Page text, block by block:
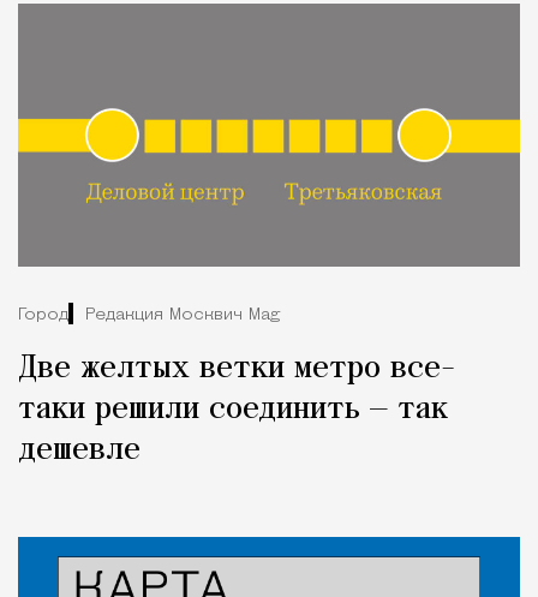
Город Редакция Москвич Mag
Две желтых ветки метро все-
таки решили соединить — так
дешевле